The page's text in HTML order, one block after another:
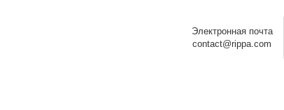
Электронная почта
contact@rippa.com